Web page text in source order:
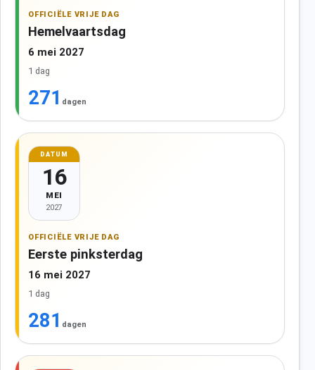
OFFICIËLE VRIJE DAG
Hemelvaartsdag
6 mei 2027
1 dag
271 dagen
DATUM
16
MEI
2027
OFFICIËLE VRIJE DAG
Eerste pinksterdag
16 mei 2027
1 dag
281 dagen